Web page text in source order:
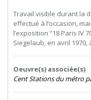
Travail visible durant la
effectué à l’occasion,
l’exposition “18 Paris IV
Siegelaub, en avril 1970,
Oeuvre(s) associée(s)
Cent Stations du métro